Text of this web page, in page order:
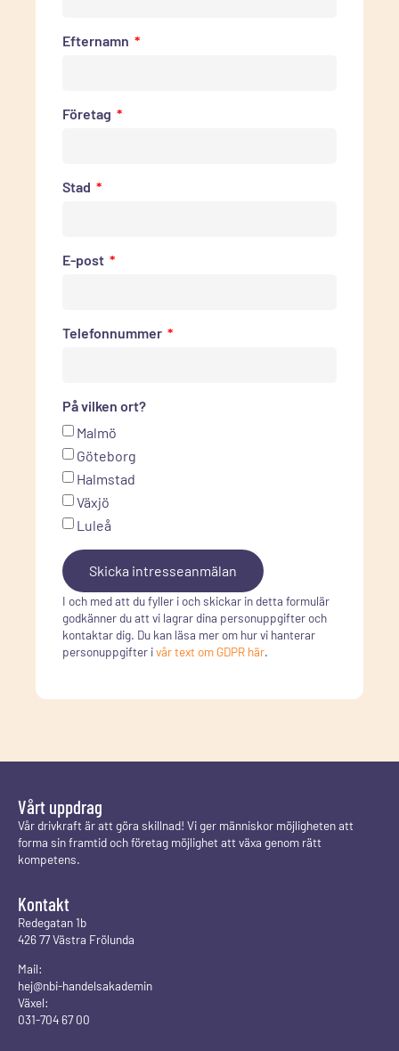
Efternamn
Företag
Stad
E-post
Telefonnummer
På vilken ort?
Malmö
Göteborg
Halmstad
Växjö
Luleå
Skicka intresseanmälan
I och med att du fyller i och skickar in detta formulär
godkänner du att vi lagrar dina personuppgifter och
kontaktar dig. Du kan läsa mer om hur vi hanterar
personuppgifter ivår text om GDPR här.
Vårt uppdrag
Vår drivkraft är att göra skillnad! Vi ger människor möjligheten att
forma sin framtid och företag möjlighet att växa genom rätt
kompetens.
Kontakt
Redegatan 1b
426 77 Västra Frölunda
Mail:
hej@nbi-handelsakademin
Växel:
031-704 67 00